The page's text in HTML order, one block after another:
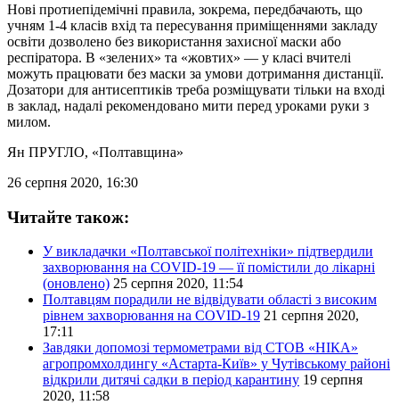
Нові протиепідемічні правила, зокрема, передбачають, що
учням 1-4 класів вхід та пересування приміщеннями закладу
освіти дозволено без використання захисної маски або
респіратора. В «зелених» та «жовтих» — у класі вчителі
можуть працювати без маски за умови дотримання дистанції.
Дозатори для антисептиків треба розміщувати тільки на вході
в заклад, надалі рекомендовано мити перед уроками руки з
милом.
Ян ПРУГЛО, «Полтавщина»
26 серпня 2020, 16:30
Читайте також:
У викладачки «Полтавської політехніки» підтвердили
захворювання на COVID-19 — її помістили до лікарні
(оновлено) 25 серпня 2020, 11:54
Полтавцям порадили не відвідувати області з високим
рівнем захворювання на COVID-19 21 серпня 2020,
17:11
Завдяки допомозі термометрами від СТОВ «НІКА»
агропромхолдингу «Астарта-Київ» у Чутівському районі
відкрили дитячі садки в період карантину 19 серпня
2020, 11:58